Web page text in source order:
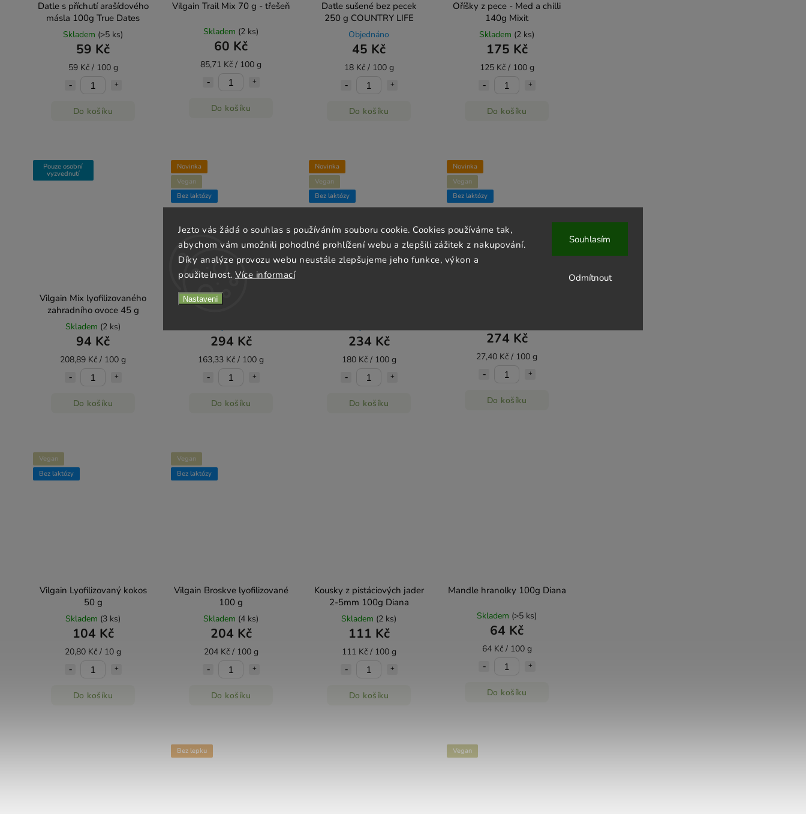
Jezto vás žádá o souhlas s používáním souboru cookie. Cookies používáme tak,
abychom vám umožnili pohodlné prohlížení webu a zlepšili zážitek z nakupování.
Díky analýze provozu webu neustále zlepšujeme jeho funkce, výkon a
použitelnost. Více informací
Nastavení
Odmítnout
Souhlasím
Datle s příchutí arašídového
másla 100g True Dates
Skladem (>5 ks)
59 Kč
59 Kč / 100 g
Do košíku
Vilgain Trail Mix 70 g - třešeň
Skladem (2 ks)
60 Kč
85,71 Kč / 100 g
Do košíku
Datle sušené bez pecek
250 g COUNTRY LIFE
Objednáno
45 Kč
18 Kč / 100 g
Do košíku
Oříšky z pece - Med a chilli
140g Mixit
Skladem (2 ks)
175 Kč
125 Kč / 100 g
Do košíku
Pouze osobní
vyzvednutí
Vilgain Mix lyofilizovaného
zahradního ovoce 45 g
Skladem (2 ks)
94 Kč
208,89 Kč / 100 g
Do košíku
Novinka
Vegan
Bez laktózy
Vilgain Černý rybíz
294 Kč
163,33 Kč / 100 g
Do košíku
Novinka
Vegan
Bez laktózy
234 Kč
180 Kč / 100 g
Do košíku
Novinka
Vegan
Bez laktózy
274 Kč
27,40 Kč / 100 g
Do košíku
Vegan
Bez laktózy
Vilgain Lyofilizovaný kokos
50 g
Skladem (3 ks)
104 Kč
20,80 Kč / 10 g
Do košíku
Vegan
Bez laktózy
Vilgain Broskve lyofilizované
100 g
Skladem (4 ks)
204 Kč
204 Kč / 100 g
Do košíku
Kousky z pistáciových jader
2-5mm 100g Diana
Skladem (2 ks)
111 Kč
111 Kč / 100 g
Do košíku
Mandle hranolky 100g Diana
Skladem (>5 ks)
64 Kč
64 Kč / 100 g
Do košíku
Bez lepku Vegan